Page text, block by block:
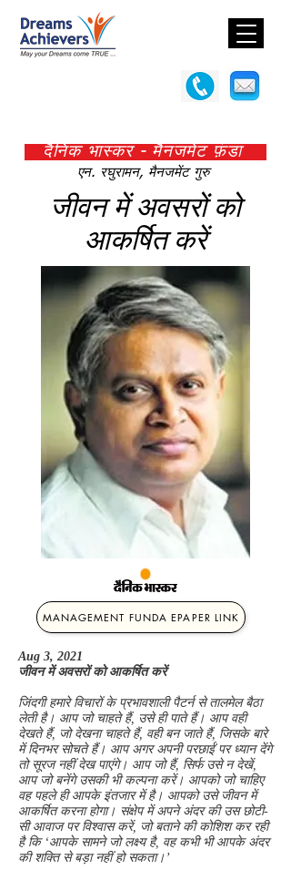
दैनिक भास्कर - मैनजमेंट फ़ंडा
एन. रघुरामन, मैनजमेंट गुरु
जीवन में अवसरों को
आकर्षित करें
MANAGEMENT FUNDA EPAPER LINK
Aug 3, 2021
जीवन में अवसरों को आकर्षित करें
जिंदगी हमारे विचारों के प्रभावशाली पैटर्न से तालमेल बैठा
लेती है। आप जो चाहते हैं, उसे ही पाते हैं। आप वही
देखते हैं, जो देखना चाहते हैं, वही बन जाते हैं, जिसके बारे
में दिनभर सोचते हैं। आप अगर अपनी परछाईं पर ध्यान देंगे
तो सूरज नहीं देख पाएंगे। आप जो हैं, सिर्फ उसे न देखें,
आप जो बनेंगे उसकी भी कल्पना करें। आपको जो चाहिए
वह पहले ही आपके इंतजार में है। आपको उसे जीवन में
आकर्षित करना होगा। संक्षेप में अपने अंदर की उस छोटी-
सी आवाज पर विश्वास करें, जो बताने की कोशिश कर रही
है कि ‘आपके सामने जो लक्ष्य है, वह कभी भी आपके अंदर
की शक्ति से बड़ा नहीं हो सकता।’